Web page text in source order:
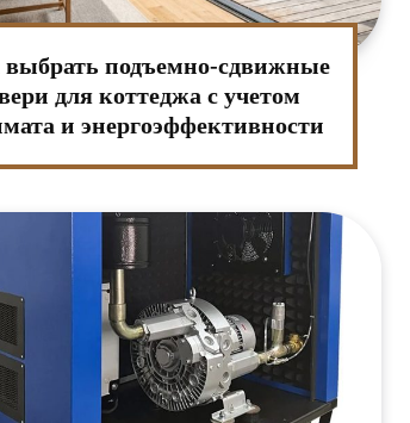
подъемно-сдвижные
для коттеджа с учетом
и энергоэффективности